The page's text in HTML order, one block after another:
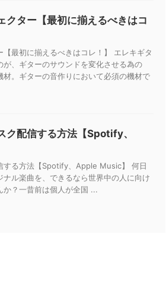
クター【最初に揃えるべきはコ
最初に揃えるべきはコレ！】 エレキギタ
、ギターのサウンドを変化させる為の
材。ギターの音作りにおいて必須の機材で
ク配信する方法【Spotify、
する方法【Spotify、Apple Music】 何日
ナル楽曲を、できるなら世界中の人に向け
？一昔前は個人が全国 ...